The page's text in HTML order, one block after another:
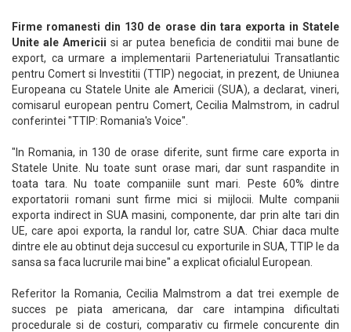
Firme romanesti din 130 de orase din tara exporta in Statele
Unite ale Americii si ar putea beneficia de conditii mai bune de
export, ca urmare a implementarii Parteneriatului Transatlantic
pentru Comert si Investitii (TTIP) negociat, in prezent, de Uniunea
Europeana cu Statele Unite ale Americii (SUA), a declarat, vineri,
comisarul european pentru Comert, Cecilia Malmstrom, in cadrul
conferintei "TTIP: Romania's Voice".
"In Romania, in 130 de orase diferite, sunt firme care exporta in
Statele Unite. Nu toate sunt orase mari, dar sunt raspandite in
toata tara. Nu toate companiile sunt mari. Peste 60% dintre
exportatorii romani sunt firme mici si mijlocii. Multe companii
exporta indirect in SUA masini, componente, dar prin alte tari din
UE, care apoi exporta, la randul lor, catre SUA. Chiar daca multe
dintre ele au obtinut deja succesul cu exporturile in SUA, TTIP le da
sansa sa faca lucrurile mai bine" a explicat oficialul European.
Referitor la Romania, Cecilia Malmstrom a dat trei exemple de
succes pe piata americana, dar care intampina dificultati
procedurale si de costuri, comparativ cu firmele concurente din